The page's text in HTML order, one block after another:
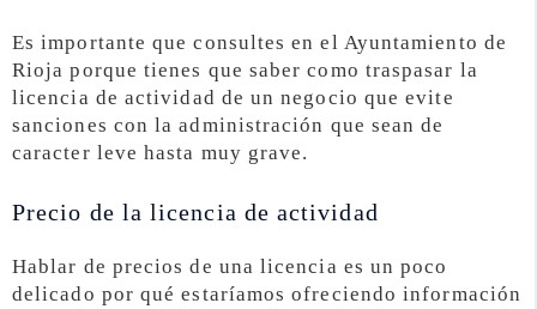
Es importante que consultes en el Ayuntamiento de
Rioja porque tienes que saber como traspasar la
licencia de actividad de un negocio que evite
sanciones con la administración que sean de
caracter leve hasta muy grave.
Precio de la licencia de actividad
Hablar de precios de una licencia es un poco
delicado por qué estaríamos ofreciendo información